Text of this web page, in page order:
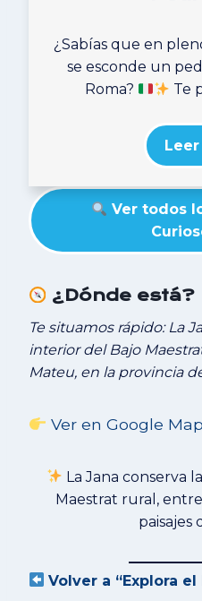
¿Sabías que en
se esconde un
Roma?
Te
Ver todos
¿Dónde está?
Te situamos rápido: La
interior del Bajo
Mateu, en la provincia
Ver en Google
La Jana conserva
Maestrat rural,
paisajes
Volver a “Explora